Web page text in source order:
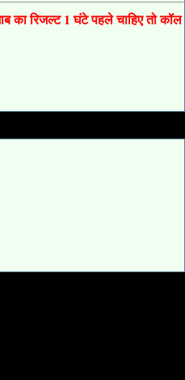
का रिजल्ट 1 घंटे पहले चाहिए तो कॉल